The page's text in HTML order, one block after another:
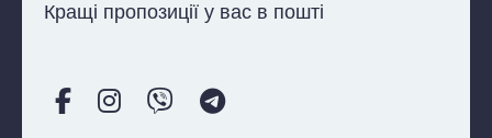
Кращі пропозиції у вас в пошті